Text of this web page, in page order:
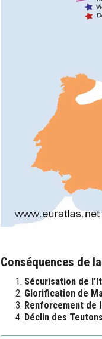
Conséquences de
Sécurisation de
Glorification de
Renforcement de
Déclin des